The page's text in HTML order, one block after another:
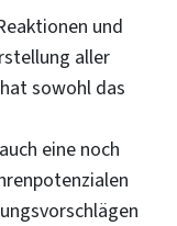
und
aller
sowohl das
eine noch